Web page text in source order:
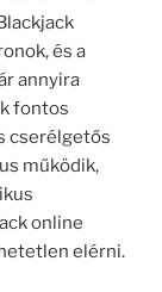
és a
annyira
fontos
cserélgetős
működik,
online
elérni.